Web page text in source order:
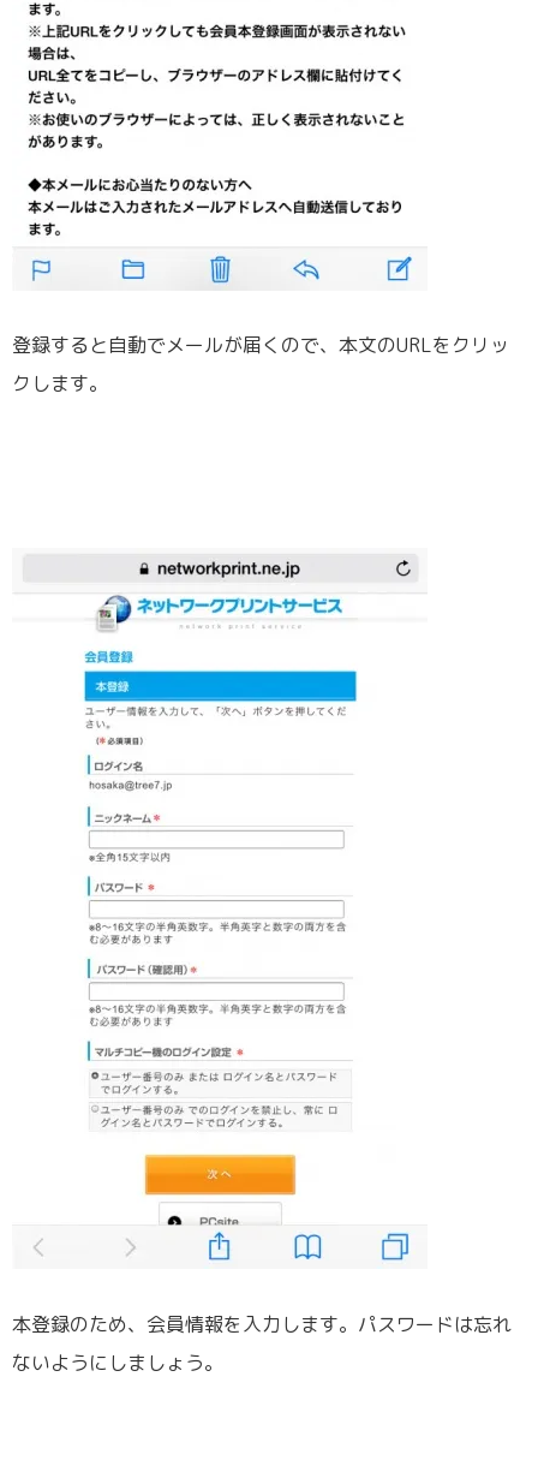
登録すると自動でメールが届くので、本文のURLをクリッ
クします。
本登録のため、会員情報を入力します。パスワードは忘れ
ないようにしましょう。